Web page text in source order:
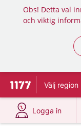
Obs! Detta val
och viktig
Till startsidan för
Välj region
Logga in
på 1177.se